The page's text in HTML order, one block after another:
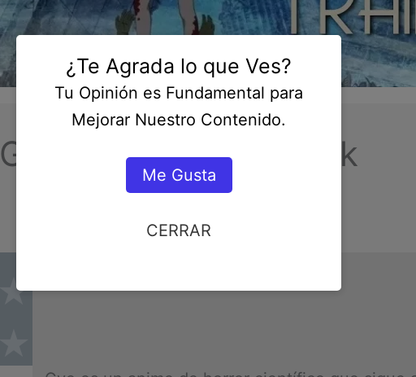
Gyo Tokyo Fish Attack
★★★
¿Te Agrada lo que Ves?
Tu Opinión es Fundamental para
Mejorar Nuestro Contenido.
Me Gusta
CERRAR